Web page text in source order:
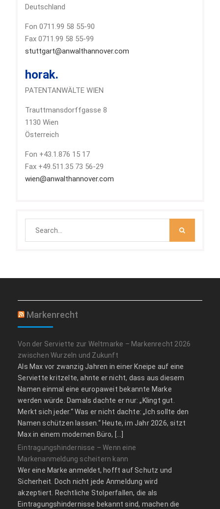
Deutschland
Fon 0711.99 58 55-90
Fax 0711.99 58 55-99
stuttgart@anwalthannover.com
horak.
PATENTANWÄLTE WIEN
Trauttmansdorffgasse 8
1130 Wien
Österreich
Fon +43.1.876 15 17
Fax +49.511.35 73 56-29
wien@anwalthannover.com
Markenrecht
Von der Serviette zur Weltmarke – Markenrecht 2026
zwischen Wurzeln und Zukunft
Als Max vor zwanzig Jahren in einer Kneipe auf eine
Serviette kritzelte, ahnte er nicht, dass aus diesem
Namen einmal eine europaweit bekannte Marke
werden würde. Damals dachte er nur: „Klingt gut.
Merkt sich jeder.“ Was er nicht dachte: „Ich sollte den
Namen schützen lassen.“ Heute, im Jahr 2026, sitzt
Max in einem modernen Büro, […]
Eintragungshindernisse – Wenn eine
Markenanmeldung scheitern kann
Wer eine Marke anmeldet, hofft auf Schutz und
Sicherheit. Doch nicht jede Anmeldung wird
akzeptiert. Rechtliche Stolperfallen, die als
Eintragungshindernisse bekannt sind, machen die